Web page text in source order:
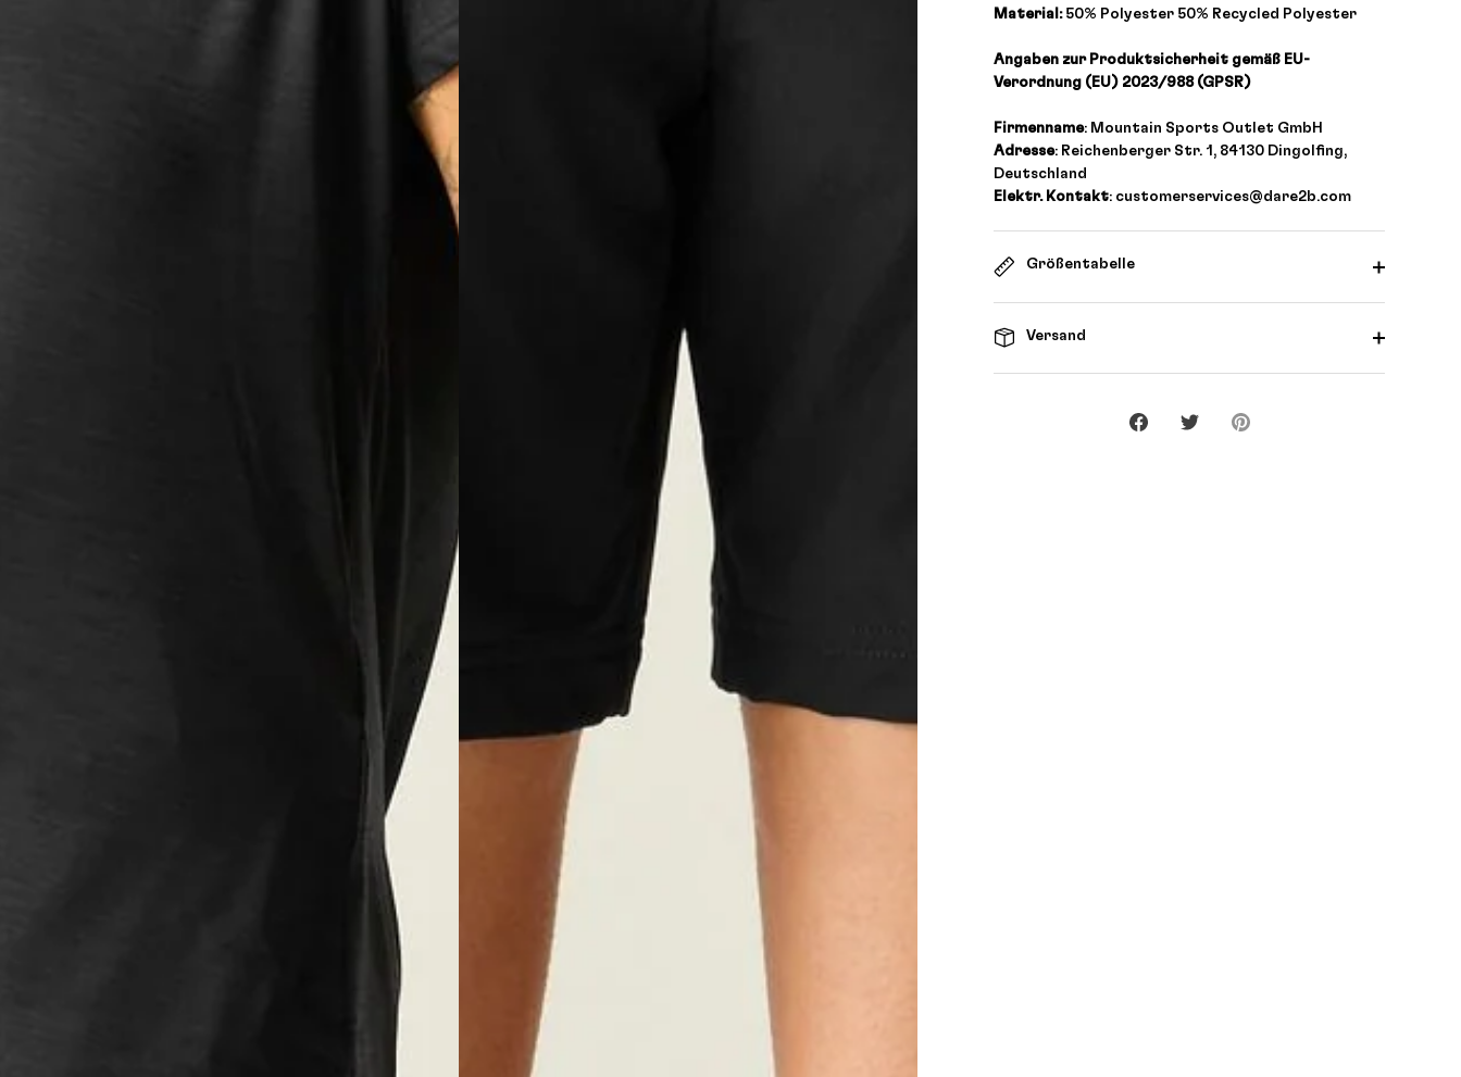
Material:50% Polyester 50% Recycled Polyester
Angaben zur Produktsicherheit gemäß EU-
Verordnung (EU) 2023/988 (GPSR)
Firmenname: Mountain Sports Outlet GmbH
Adresse: Reichenberger Str. 1, 84130 Dingolfing,
Deutschland
Elektr. Kontakt: customerservices@dare2b.com
Größentabelle
Versand
Teilen TwitternPinnen